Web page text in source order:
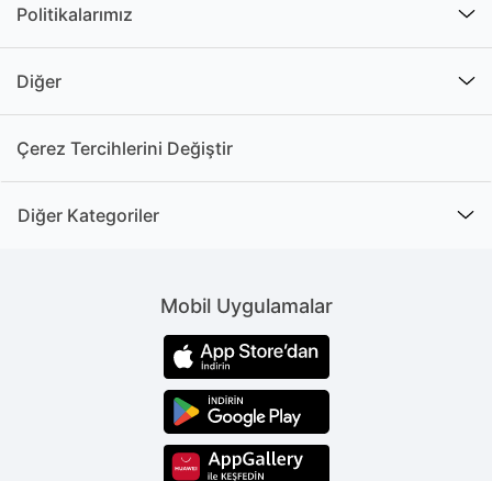
Politikalarımız
Diğer
Çerez Tercihlerini Değiştir
Diğer Kategoriler
Mobil Uygulamalar